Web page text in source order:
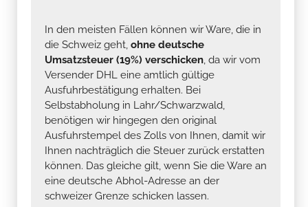
In den meisten Fällen können wir Ware, die in
die Schweiz geht, ohne deutsche
Umsatzsteuer (19%) verschicken, da wir vom
Versender DHL eine amtlich gültige
Ausfuhrbestätigung erhalten. Bei
Selbstabholung in Lahr/Schwarzwald,
benötigen wir hingegen den original
Ausfuhrstempel des Zolls von Ihnen, damit wir
Ihnen nachträglich die Steuer zurück erstatten
können. Das gleiche gilt, wenn Sie die Ware an
eine deutsche Abhol-Adresse an der
schweizer Grenze schicken lassen.